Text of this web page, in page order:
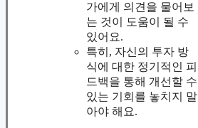
가에게 의견을 물어보
는 것이 도움이 될 수
있어요.
특히, 자신의 투자 방
식에 대한 정기적인 피
드백을 통해 개선할 수
있는 기회를 놓치지 말
아야 해요.